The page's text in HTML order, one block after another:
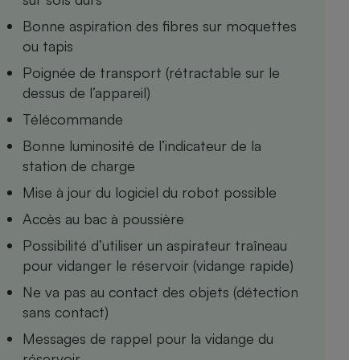
Bonne aspiration des fibres sur moquettes
ou tapis
Poignée de transport (rétractable sur le
dessus de l’appareil)
Télécommande
Bonne luminosité de l’indicateur de la
station de charge
Mise à jour du logiciel du robot possible
Accès au bac à poussière
Possibilité d’utiliser un aspirateur traîneau
pour vidanger le réservoir (vidange rapide)
Ne va pas au contact des objets (détection
sans contact)
Messages de rappel pour la vidange du
Petit
Internet
Téléviseur
Matelas
Antimoustique